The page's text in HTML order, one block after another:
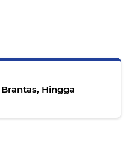
Hingga